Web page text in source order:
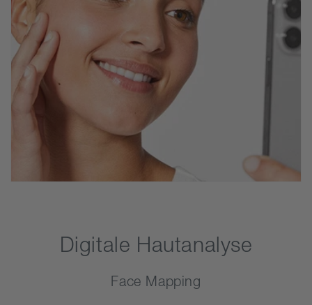
Digitale Hautanalyse
Face Mapping